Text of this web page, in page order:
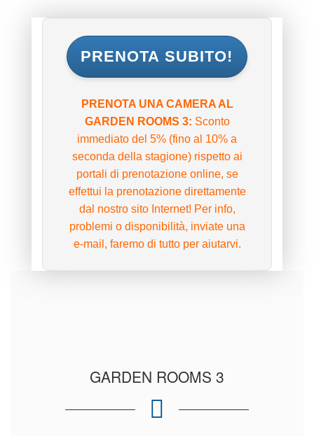
PRENOTA SUBITO!
PRENOTA UNA CAMERA AL
GARDEN ROOMS 3: Sconto
immediato del 5% (fino al 10% a
seconda della stagione) rispetto ai
portali di prenotazione online, se
effettui la prenotazione direttamente
dal nostro sito Internet! Per info,
problemi o disponibilità, inviate una
e-mail, faremo di tutto per aiutarvi.
GARDEN ROOMS 3